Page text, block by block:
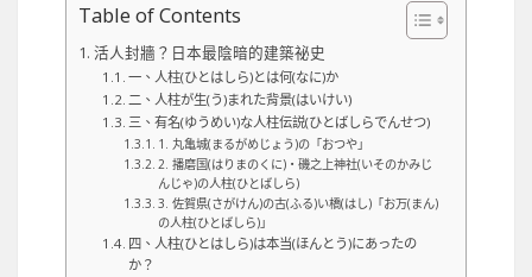
Table of Contents
活人封牆？日本最陰暗的建築祕史
一、人柱(ひとはしら)とは何(なに)か
二、人柱が生(う)まれた背景(はいけい)
三、有名(ゆうめい)な人柱伝説(ひとばしらでんせつ)
1. 丸亀城(まるがめじょう)の「おつや」
2. 播磨国(はりまのくに)・磯之上神社(いそのかみじ
んじゃ)の人柱(ひとばしら)
3. 佐賀県(さがけん)の古(ふる)い橋(はし)「お万(まん)
の人柱(ひとばしら)」
四、人柱(ひとはしら)は本当(ほんとう)にあったの
か？